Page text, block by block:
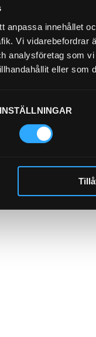
anpassa innehållet
Vi vidarebefordrar
analysföretag som
eller
INSTÄLLNINGAR